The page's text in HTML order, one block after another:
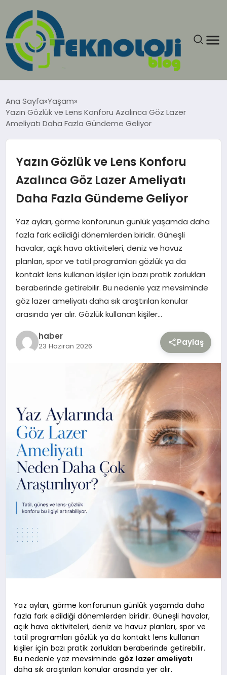
GÜNCEL
GENEL
GÜNDEM
TEKNOLOJI
YAŞAM
Ana Sayfa Yaşam
Yazın Gözlük ve Lens Konforu Azalınca Göz Lazer
Ameliyatı Daha Fazla Gündeme Geliyor
Yazın Gözlük ve Lens Konforu
Azalınca Göz Lazer Ameliyatı
Daha Fazla Gündeme Geliyor
Yaz ayları, görme konforunun günlük yaşamda daha
fazla fark edildiği dönemlerden biridir. Güneşli
havalar, açık hava aktiviteleri, deniz ve havuz
planları, spor ve tatil programları gözlük ya da
kontakt lens kullanan kişiler için bazı pratik zorlukları
beraberinde getirebilir. Bu nedenle yaz mevsiminde
göz lazer ameliyatı daha sık araştırılan konular
arasında yer alır. Gözlük kullanan kişiler…
haber
23 Haziran 2026 Paylaş
Yaz ayları, görme konforunun günlük yaşamda daha
fazla fark edildiği dönemlerden biridir. Güneşli havalar,
açık hava aktiviteleri, deniz ve havuz planları, spor ve
tatil programları gözlük ya da kontakt lens kullanan
kişiler için bazı pratik zorlukları beraberinde getirebilir.
Bu nedenle yaz mevsiminde göz lazer ameliyatı
daha sık araştırılan konular arasında yer alır.